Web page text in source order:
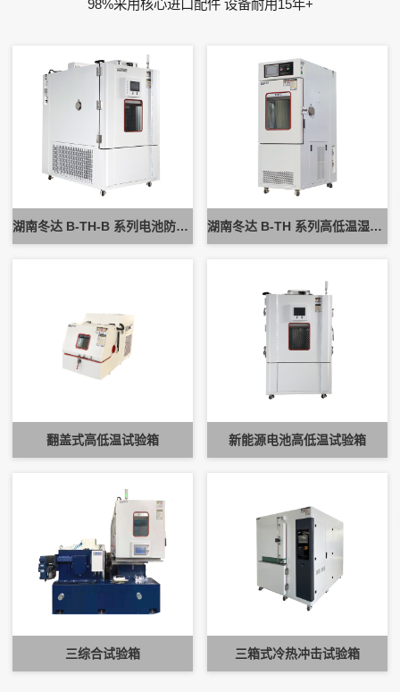
98%采用核心进口配件 设备耐用15年+
湖南冬达 B-TH-B 系列电池防爆试验箱 新能源电池高低温防爆测试设备 湖南冬达 B-TH 系列高低温湿热试验箱 可定制高低温循环可靠性测试设备
翻盖式高低温试验箱 新能源电池高低温试验箱
三综合试验箱 三箱式冷热冲击试验箱